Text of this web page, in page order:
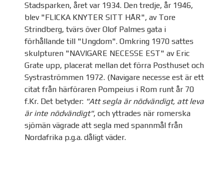
Stadsparken, året var 1934. Den tredje, år 1946,
blev "FLICKA KNYTER SITT HÅR", av Tore
Strindberg, tvärs över Olof Palmes gata i
förhållande till "Ungdom". Omkring 1970 sattes
skulpturen "NAVIGARE NECESSE EST" av Eric
Grate upp, placerat mellan det förra Posthuset och
Systraströmmen 1972. (Navigare necesse est är ett
citat från härföraren Pompeius i Rom runt år 70
f.Kr. Det betyder: "Att segla är nödvändigt, att leva
är inte nödvändigt", och yttrades när romerska
sjömän vägrade att segla med spannmål från
Nordafrika p.g.a. dåligt väder.